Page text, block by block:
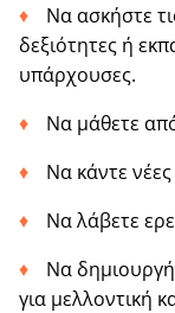
Να ασκήστε
δεξιότητες ή
υπάρχουσες.
Να μάθετε
Να κάντε
Να λάβετε
Να
για μελλοντική